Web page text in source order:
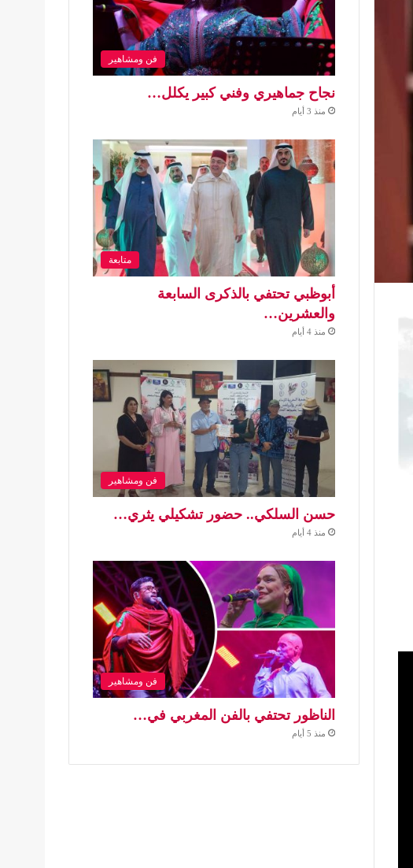
فن ومشاهير
نجاح جماهيري وفني كبير يكلل…
منذ 3 أيام
متابعة
أبوظبي تحتفي بالذكرى السابعة
والعشرين…
منذ 4 أيام
فن ومشاهير
حسن السلكي.. حضور تشكيلي يثري…
منذ 4 أيام
فن ومشاهير
الناظور تحتفي بالفن المغربي في…
منذ 5 أيام